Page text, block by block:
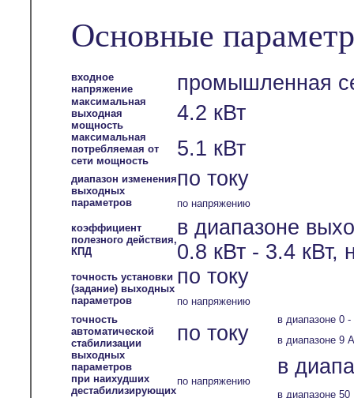
Основные
входное
напряжение
промышленная
максимальная
выходная
мощность
4.2 кВт
максимальная
потребляемая от
сети мощность
5.1 кВт
диапазон изменения
выходных
параметров
по току
по напряжению
коэффициент
полезного действия,
КПД
в диапазоне
0.8 кВт - 3.4 кВт,
точность установки
(задание) выходных
параметров
по току
по напряжению
точность
автоматической
стабилизации
выходных
параметров
при наихудших
дестабилизирующих
по току
в диапазоне 0
в диапазоне 9
по напряжению
в
в диапазоне